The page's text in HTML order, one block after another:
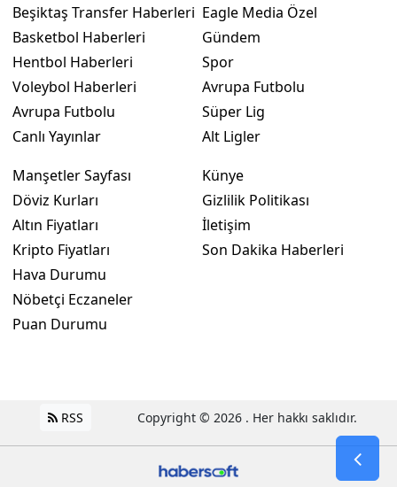
Beşiktaş Transfer Haberleri
Basketbol Haberleri
Hentbol Haberleri
Voleybol Haberleri
Avrupa Futbolu
Canlı Yayınlar
Eagle Media Özel
Gündem
Spor
Avrupa Futbolu
Süper Lig
Alt Ligler
Manşetler Sayfası
Döviz Kurları
Altın Fiyatları
Kripto Fiyatları
Hava Durumu
Nöbetçi Eczaneler
Puan Durumu
Künye
Gizlilik Politikası
İletişim
Son Dakika Haberleri
RSS Copyright © 2026 . Her hakkı saklıdır.